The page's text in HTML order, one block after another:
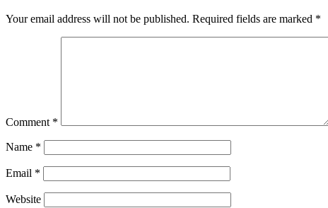
Your email address will not be published. Required fields are marked *
Comment *
Name *
Email *
Website